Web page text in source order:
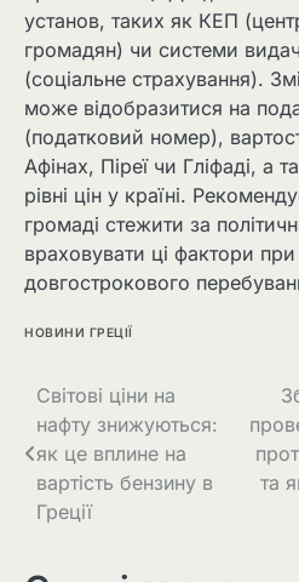
установ, таких як КЕП
громадян) чи системи
(соціальне страхування).
може відобразитися на
(податковий номер),
Афінах, Піреї чи Гліфаді, а
рівні цін у країні.
громаді стежити за
враховувати ці фактори при
довгострокового
НОВИНИ ГРЕЦІЇ
Світові ціни на
нафту знижуються:
як це вплине на
вартість бензину в
Греції
та